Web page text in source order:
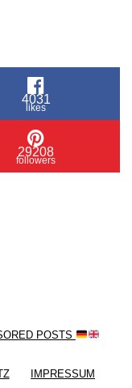
4031
likes
29208
followers
POSTS
IMPRESSUM